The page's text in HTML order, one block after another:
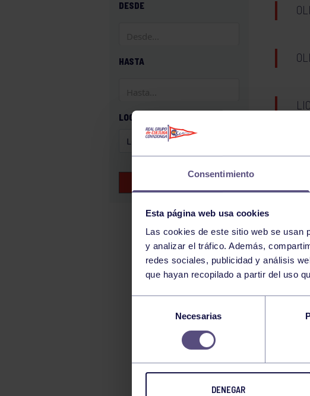
Consentimiento
Esta página web usa cookies
Las cookies de este sitio web se usan
y analizar el tráfico. Además,
redes sociales, publicidad y análisis
que hayan recopilado a partir del uso
consentimiento
Necesarias
DENEGAR
BOXEO
GAF
GAM
HALTEROFILIA
MONTAÑA
NATACIÓN
SURF
DESDE
HASTA
LOCALIZACIÓN
31